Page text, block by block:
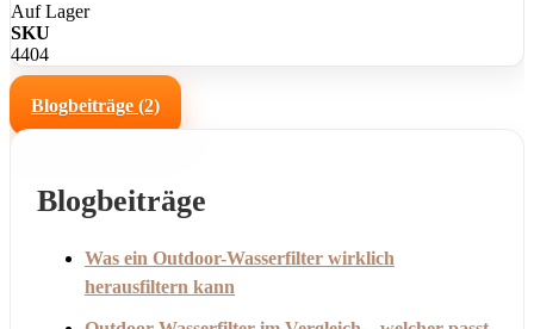
Auf Lager
SKU
4404
▶
YouTube übermittelt werden und dass Sie die
Blogbeiträge (2)
Blogbeiträge
Was ein Outdoor-Wasserfilter wirklich
herausfiltern kann